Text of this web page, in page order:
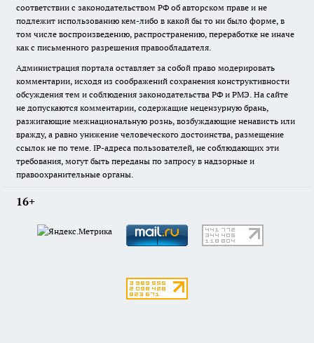
соответствии с законодательством РФ об авторском праве и не
подлежит использованию кем-либо в какой бы то ни было форме, в
том числе воспроизведению, распространению, переработке не иначе
как с письменного разрешения правообладателя.
Администрация портала оставляет за собой право модерировать
комментарии, исходя из соображений сохранения конструктивности
обсуждения тем и соблюдения законодательства РФ и РМЭ. На сайте
не допускаются комментарии, содержащие нецензурную брань,
разжигающие межнациональную рознь, возбуждающие ненависть или
вражду, а равно унижение человеческого достоинства, размещение
ссылок не по теме. IP-адреса пользователей, не соблюдающих эти
требования, могут быть переданы по запросу в надзорные и
правоохранительные органы.
16+